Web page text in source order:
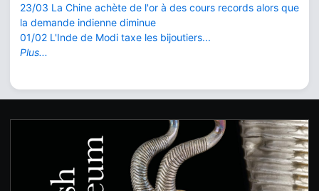
23/03 La Chine achète de l'or à des cours records alors que
la demande indienne diminue
01/02 L'Inde de Modi taxe les bijoutiers...
Plus...